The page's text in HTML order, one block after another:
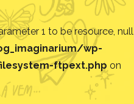
1 to be resource, null
wp-
ftpext.php on